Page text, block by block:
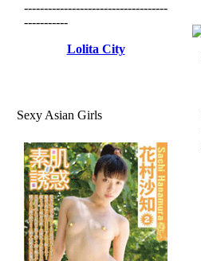
------------------------------------
-----------
Lolita City
Sexy Asian Girls